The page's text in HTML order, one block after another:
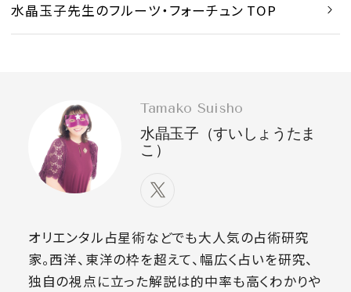
水晶玉子先生のフルーツ・フォーチュン TOP
Tamako Suisho
水晶玉子（すいしょうたま
こ）
オリエンタル占星術などでも大人気の占術研究
家。西洋、東洋の枠を超えて、幅広く占いを研究、
独自の視点に立った解説は的中率も高くわかりや